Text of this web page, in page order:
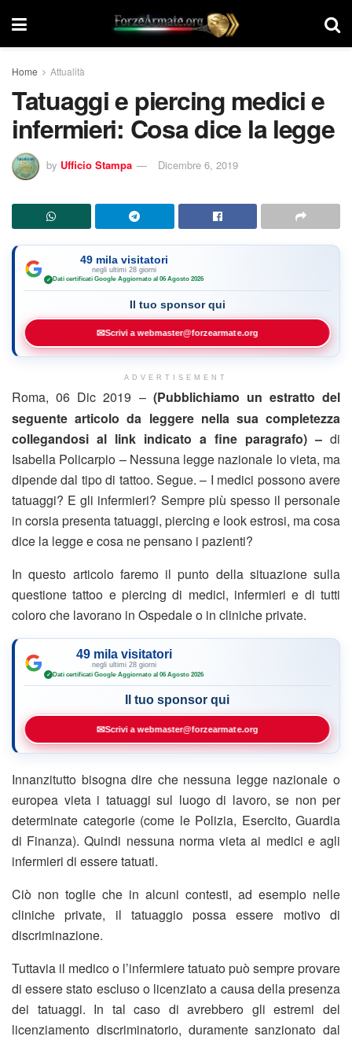
Home Attualità
Tatuaggi e piercing medici e
infermieri: Cosa dice la legge
by Ufficio Stampa Dicembre 6, 2019
49 mila visitatori
negli ultimi 28 giorni
✓ Dati certificati Google·Aggiornato al 06 Agosto 2026
Il tuo sponsor qui
✉Scrivi a webmaster@forzearmate.org
ADVERTISEMENT
Roma, 06 Dic 2019 – (Pubblichiamo un estratto del
seguente articolo da leggere nella sua completezza
collegandosi al link indicato a fine paragrafo) – di
Isabella Policarpio – Nessuna legge nazionale lo vieta, ma
dipende dal tipo di tattoo. Segue. – I medici possono avere
tatuaggi? E gli infermieri? Sempre più spesso il personale
in corsia presenta tatuaggi, piercing e look estrosi, ma cosa
dice la legge e cosa ne pensano i pazienti?
In questo articolo faremo il punto della situazione sulla
questione tattoo e piercing di medici, infermieri e di tutti
coloro che lavorano in Ospedale o in cliniche private.
49 mila visitatori
negli ultimi 28 giorni
✓ Dati certificati Google·Aggiornato al 06 Agosto 2026
Il tuo sponsor qui
✉Scrivi a webmaster@forzearmate.org
Innanzitutto bisogna dire che nessuna legge nazionale o
europea vieta i tatuaggi sul luogo di lavoro, se non per
determinate categorie (come le Polizia, Esercito, Guardia
di Finanza). Quindi nessuna norma vieta ai medici e agli
infermieri di essere tatuati.
Ciò non toglie che in alcuni contesti, ad esempio nelle
cliniche private, il tatuaggio possa essere motivo di
discriminazione.
Tuttavia il medico o l’infermiere tatuato può sempre provare
di essere stato escluso o licenziato a causa della presenza
dei tatuaggi. In tal caso di avrebbero gli estremi del
licenziamento discriminatorio, duramente sanzionato dal